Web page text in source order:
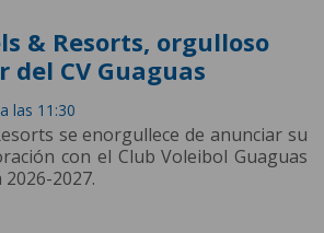
& Resorts, orgulloso
CV Guaguas
las 11:30
se enorgullece de anunciar su
con el Club Voleibol Guaguas
2027.